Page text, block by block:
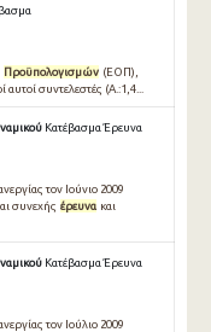
Προϋπολογισμών (ΕΟΠ),
συντελεστές (Α.:1,4...
Κατέβασμα Έρευνα
τον Ιούνιο 2009
συνεχής έρευνα και
Κατέβασμα Έρευνα
τον Ιούλιο 2009